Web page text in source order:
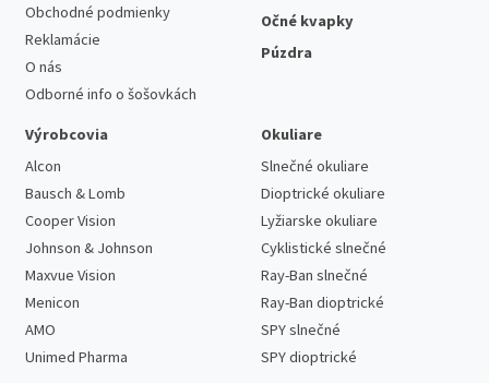
Obchodné podmienky
Reklamácie
O nás
Odborné info o šošovkách
Očné kvapky
Púzdra
Výrobcovia
Alcon
Bausch & Lomb
Cooper Vision
Johnson & Johnson
Maxvue Vision
Menicon
AMO
Unimed Pharma
Okuliare
Slnečné okuliare
Dioptrické okuliare
Lyžiarske okuliare
Cyklistické slnečné
Ray-Ban slnečné
Ray-Ban dioptrické
SPY slnečné
SPY dioptrické